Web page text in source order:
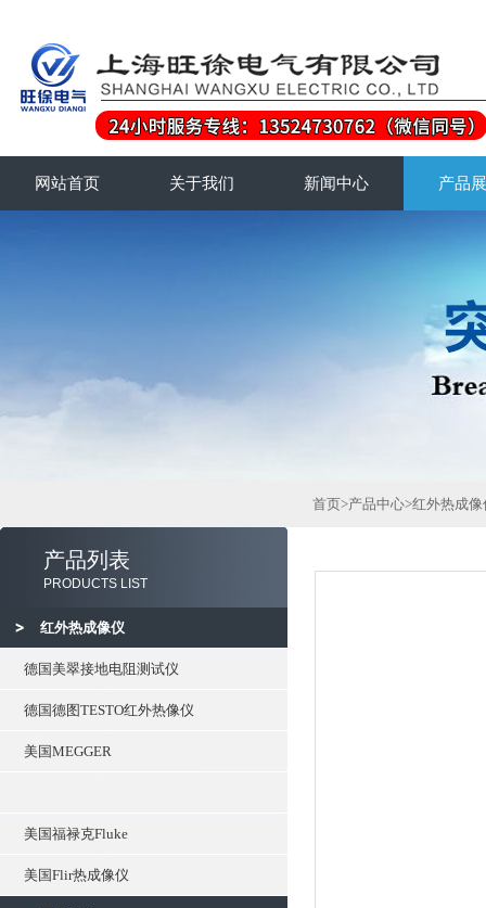
网站首页 关于我们 新闻中心 产品
产品列表
PRODUCTS LIST
红外热成像仪
德国美翠接地电阻测试仪
德国德图TESTO红外热像仪
美国MEGGER
美国福禄克Fluke
美国Flir热成像仪
首页>产品中心>红外热成像